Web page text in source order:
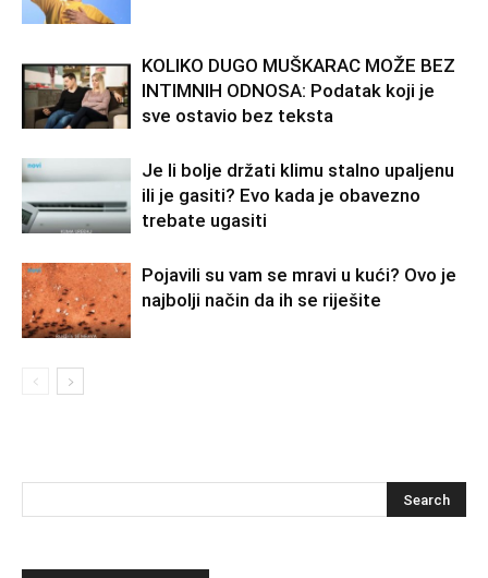
KOLIKO DUGO MUŠKARAC MOŽE BEZ
INTIMNIH ODNOSA: Podatak koji je
sve ostavio bez teksta
Je li bolje držati klimu stalno upaljenu
ili je gasiti? Evo kada je obavezno
trebate ugasiti
Pojavili su vam se mravi u kući? Ovo je
najbolji način da ih se riješite